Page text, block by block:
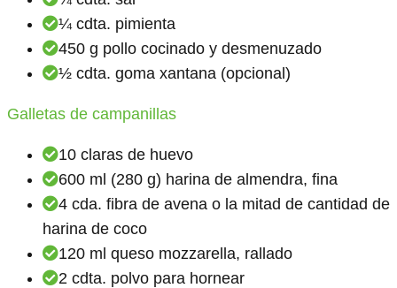
¼ cdta. pimienta
450 g pollo cocinado y desmenuzado
½ cdta. goma xantana (opcional)
Galletas de campanillas
10 claras de huevo
600 ml (280 g) harina de almendra, fina
4 cda. fibra de avena o la mitad de cantidad de
harina de coco
120 ml queso mozzarella, rallado
2 cdta. polvo para hornear